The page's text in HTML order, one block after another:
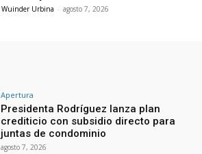
Wuinder Urbina - agosto 7, 2026
Apertura
Presidenta Rodríguez lanza plan
crediticio con subsidio directo para
juntas de condominio
agosto 7, 2026